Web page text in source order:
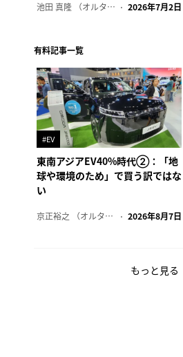
池田 真隆 （オルタナ輪番編集長） 2026年7月2日
有料記事一覧
#EV
東南アジアEV40%時代②：「地
球や環境のため」で買う訳ではな
い
京正裕之 （オルタナ副編集長） 2026年8月7日
もっと見る